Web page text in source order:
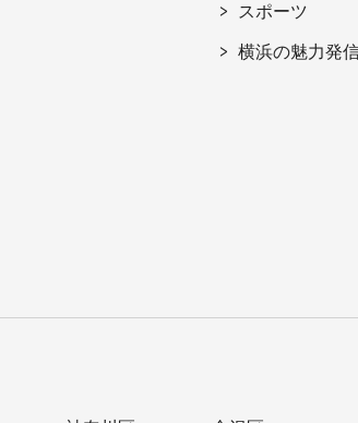
スポーツ
横浜の魅力発